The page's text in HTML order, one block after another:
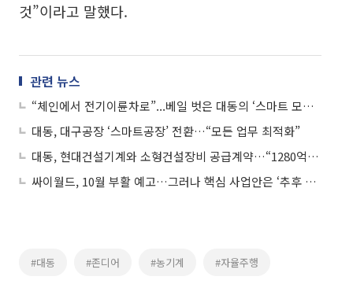
것”이라고 말했다.
관련 뉴스
“체인에서 전기이륜차로”...베일 벗은 대동의 ‘스마트 모빌리티’
대동, 대구공장 ‘스마트공장’ 전환…“모든 업무 최적화”
대동, 현대건설기계와 소형건설장비 공급계약…“1280억원 매출 예상”
싸이월드, 10월 부활 예고…그러나 핵심 사업안은 ‘추후 공개’
#대동 #존디어 #농기계 #자율주행